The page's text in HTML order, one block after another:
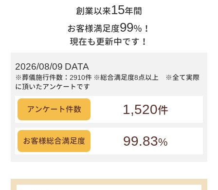
創業以来15年間
お客様満足度99％！
現在も更新中です！
2026/08/09 DATA
※葬儀施行件数：2910件 ※総合満足度8点以上 ※全て実際
に頂いたアンケートです
アンケート件数 1,520件
お客様総合満足度 99.83%